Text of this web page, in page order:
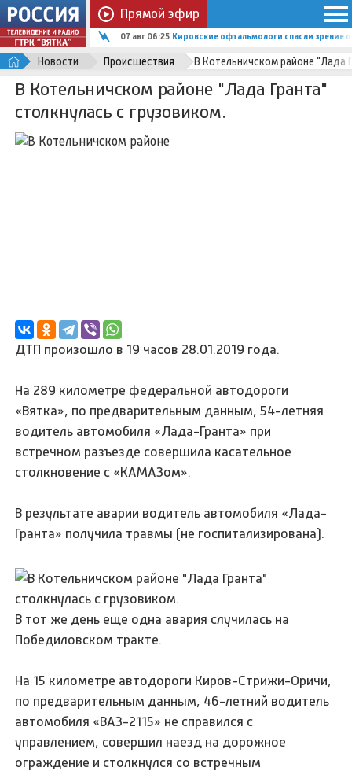
Прямой эфир
07 авг 06:25 Кировские офтальмологи спасли зрение
Новости Происшествия В Котельничском районе "Лада
В Котельничском районе "Лада Гранта"
столкнулась с грузовиком.
ДТП произошло в 19 часов 28.01.2019 года.
На 289 километре федеральной автодороги
«Вятка», по предварительным данным, 54-летняя
водитель автомобиля «Лада-Гранта» при
встречном разъезде совершила касательное
столкновение с «КАМАЗом».
В результате аварии водитель автомобиля «Лада-
Гранта» получила травмы (не госпитализирована).
В тот же день еще одна авария случилась на
Победиловском тракте.
На 15 километре автодороги Киров-Стрижи-Оричи,
по предварительным данным, 46-летний водитель
автомобиля «ВАЗ-2115» не справился с
управлением, совершил наезд на дорожное
ограждение и столкнулся со встречным